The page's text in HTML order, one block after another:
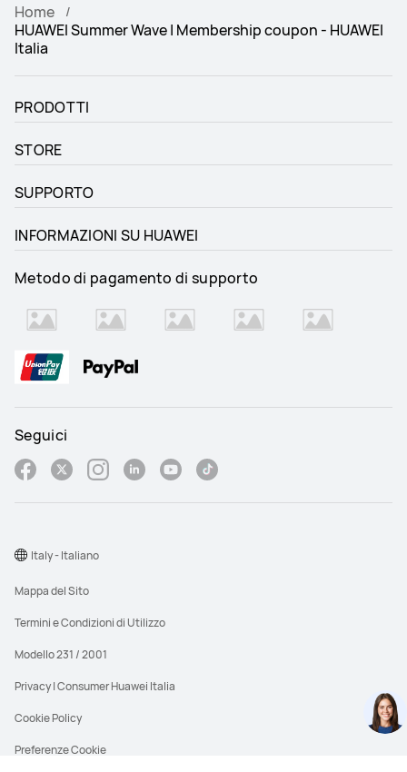
Home
HUAWEI Summer Wave | Membership coupon - HUAWEI
Italia
PRODOTTI
STORE
SUPPORTO
INFORMAZIONI SU HUAWEI
Metodo di pagamento di supporto
Seguici
Mappa del Sito
Termini e Condizioni di Utilizzo
Modello 231 / 2001
Privacy | Consumer Huawei Italia
Cookie Policy
Preferenze Cookie
Italy - Italiano